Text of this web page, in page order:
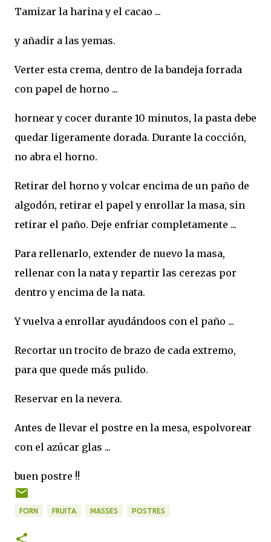
Tamizar la harina y el cacao ...
y añadir a las yemas.
Verter esta crema, dentro de la bandeja forrada
con papel de horno ...
hornear y cocer durante 10 minutos, la pasta debe
quedar ligeramente dorada. Durante la cocción,
no abra el horno.
Retirar del horno y volcar encima de un paño de
algodón, retirar el papel y enrollar la masa, sin
retirar el paño. Deje enfriar completamente ...
Para rellenarlo, extender de nuevo la masa,
rellenar con la nata y repartir las cerezas por
dentro y encima de la nata.
Y vuelva a enrollar ayudándoos con el paño ...
Recortar un trocito de brazo de cada extremo,
para que quede más pulido.
Reservar en la nevera.
Antes de llevar el postre en la mesa, espolvorear
con el azúcar glas ...
buen postre !!
FORN FRUITA MASSES POSTRES